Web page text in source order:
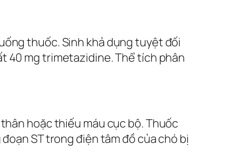
thuốc. Sinh khả dụng tuyệt đối
40 mg trimetazidine. Thể tích phân
hoặc thiếu máu cục bộ. Thuốc
ST trong điện tâm đồ của chó bị